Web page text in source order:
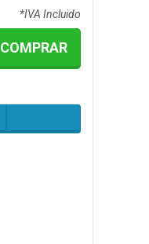
*IVA Incluido
COMPRAR